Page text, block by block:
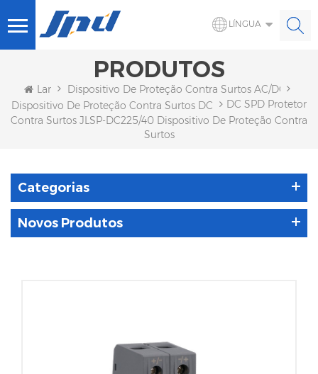
LÍNGUA
PRODUTOS
Lar
Dispositivo De Proteção Contra Surtos AC/DC
Dispositivo De Proteção Contra Surtos DC
DC SPD Protetor
Contra Surtos JLSP-DC225/40 Dispositivo De Proteção Contra
Surtos
Categorias
Novos Produtos